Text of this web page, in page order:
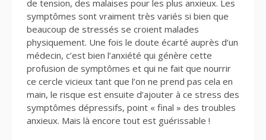
de tension, des malaises pour les plus anxieux. Les
symptômes sont vraiment très variés si bien que
beaucoup de stressés se croient malades
physiquement. Une fois le doute écarté auprès d’un
médecin, c’est bien l’anxiété qui génère cette
profusion de symptômes et qui ne fait que nourrir
ce cercle vicieux tant que l’on ne prend pas cela en
main, le risque est ensuite d’ajouter à ce stress des
symptômes dépressifs, point « final » des troubles
anxieux. Mais là encore tout est guérissable !